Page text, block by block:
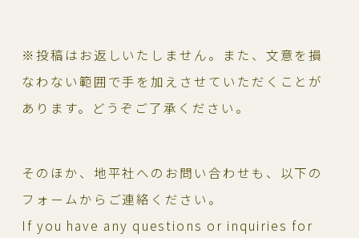
※投稿はお返しいたしません。また、文意を損
なわない範囲で手を加えさせていただくことが
あります。どうぞご了承ください。
そのほか、地平社へのお問い合わせも、以下の
フォームからご連絡ください。
If you have any questions or inquiries for